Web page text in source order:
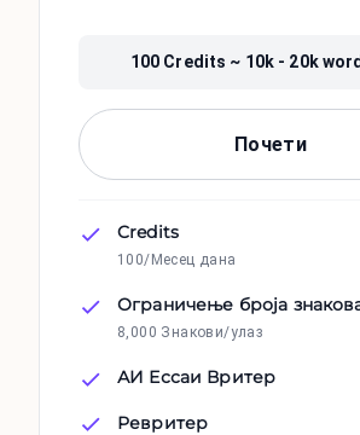
100 Credits ~ 10k - 20k
Почети
Credits
100/Месец дана
Ограничење броја
8,000 Знакови/улаз
АИ Ессаи Вритер
Ревритер